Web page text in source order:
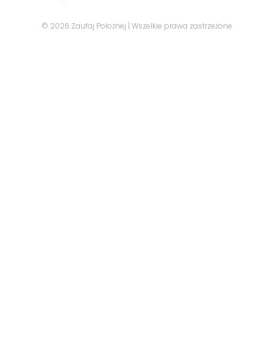
© 2026 Zaufaj Położnej | Wszelkie prawa zastrzeżone